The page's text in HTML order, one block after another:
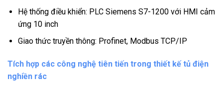
Hệ thống điều khiển: PLC Siemens S7-1200 với HMI cảm
ứng 10 inch
Giao thức truyền thông: Profinet, Modbus TCP/IP
Tích hợp các công nghệ tiên tiến trong thiết kế tủ điện
nghiền rác